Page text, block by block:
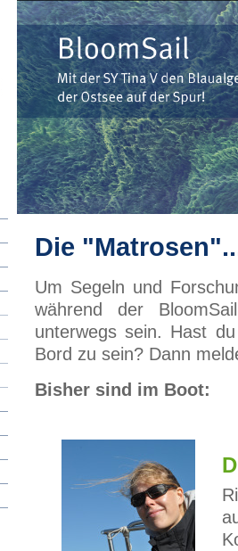
Die
Um Segeln und
während der
unterwegs sein. Hast
Bord zu sein? Dann
Bisher sind im Boot: